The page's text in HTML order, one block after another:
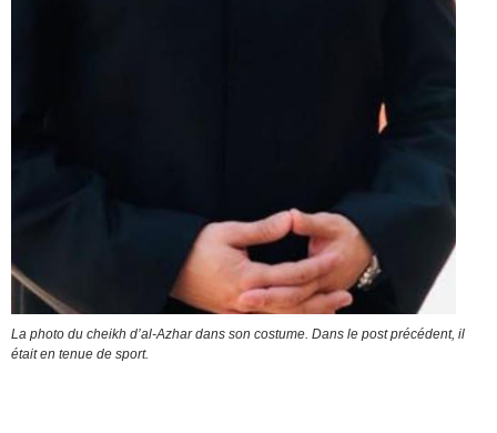
La photo du cheikh d’al-Azhar dans son costume. Dans le post précédent, il
était en tenue de sport.